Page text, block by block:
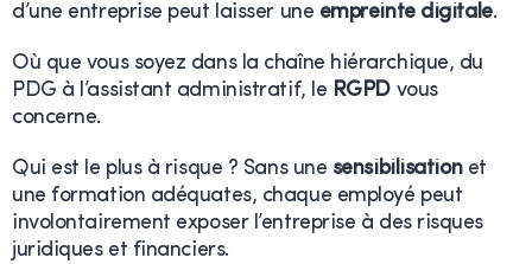
d’une entreprise peut laisser une empreinte digitale.
Où que vous soyez dans la chaîne hiérarchique, du
PDG à l’assistant administratif, le RGPD vous
concerne.
Qui est le plus à risque ? Sans une sensibilisationet
une formation adéquates, chaque employé peut
involontairement exposer l’entreprise à des risques
juridiques et financiers.